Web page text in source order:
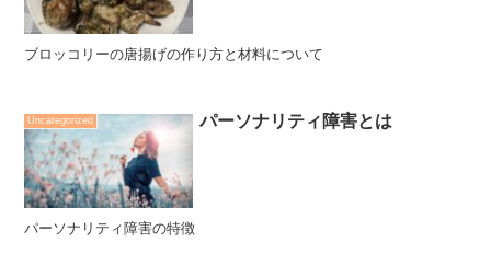
ブロッコリーの唐揚げの作り方と材料について
Uncategorized パーソナリティ障害とは
パーソナリティ障害の特徴